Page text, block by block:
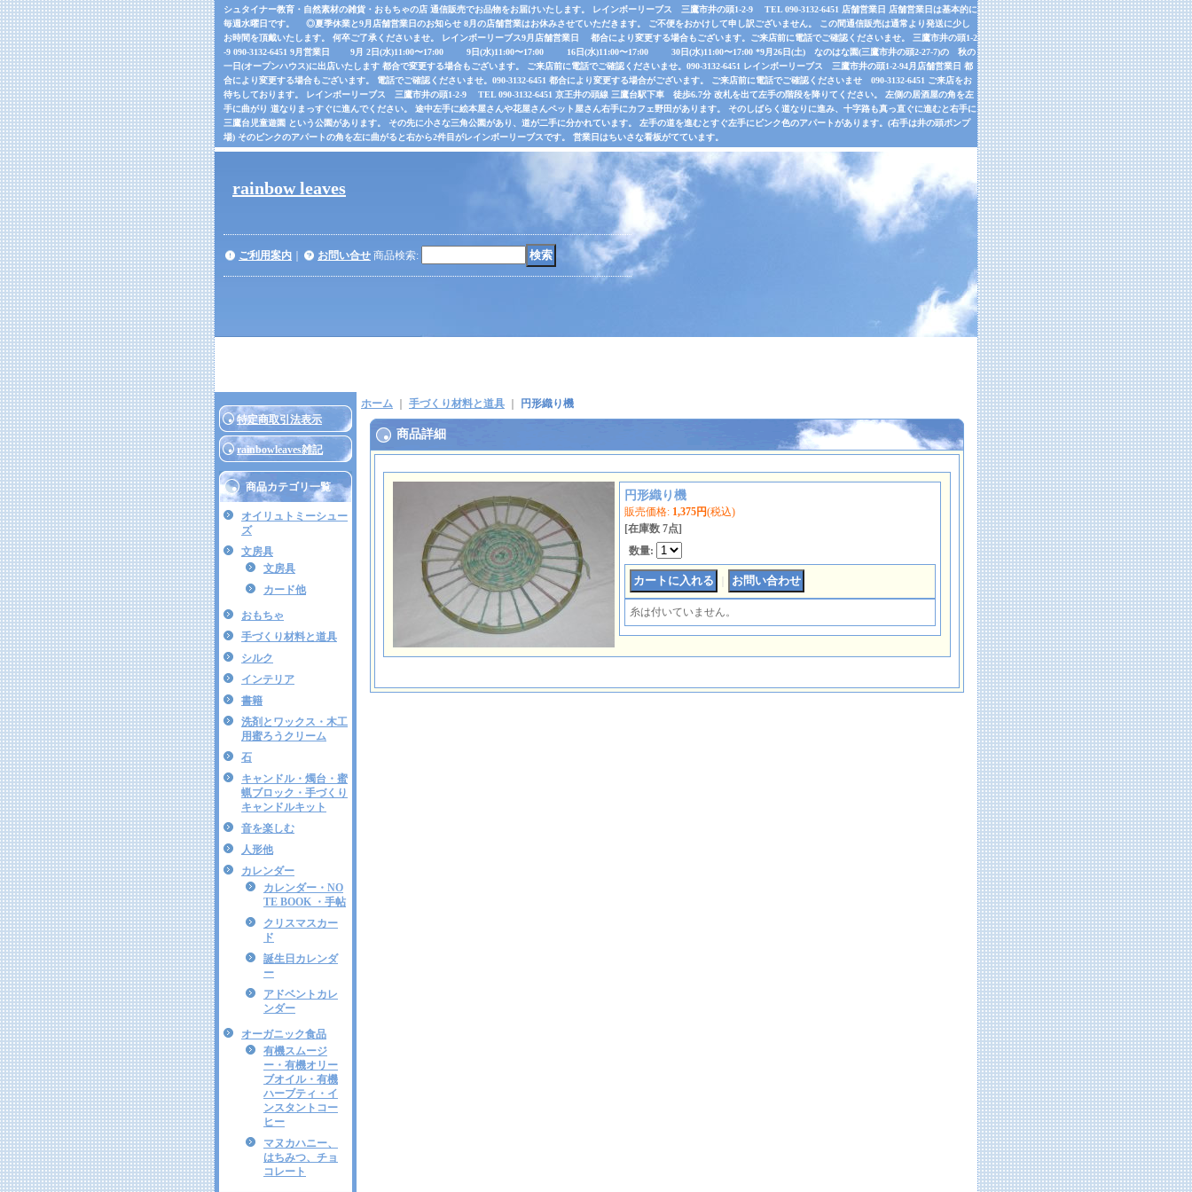
シュタイナー教育・自然素材の雑貨・おもちゃの店 通信販売でお品物をお届けいたします。 レインボーリーブス 三鷹市井の頭1-2-9 TEL 090-3132-6451 店舗営業日 店舗営業日は基本的に
毎週水曜日です。 ◎夏季休業と9月店舗営業日のお知らせ 8月の店舗営業はお休みさせていただきます。 ご不便をおかけして申し訳ございません。 この間通信販売は通常より発送に少し
お時間を頂戴いたします。 何卒ご了承くださいませ。 レインボーリーブス9月店舗営業日 都合により変更する場合もございます。ご来店前に電話でご確認くださいませ。 三鷹市井の頭1-2
-9 090-3132-6451 9月営業日 9月 2日(水)11:00〜17:00 9日(水)11:00〜17:00 16日(水)11:00〜17:00 30日(水)11:00〜17:00 *9月26日(土) なのはな園(三鷹市井の頭2-27-7)の 秋の
一日(オープンハウス)に出店いたします 都合で変更する場合もございます。 ご来店前に電話でご確認くださいませ。090-3132-6451 レインボーリーブス 三鷹市井の頭1-2-94月店舗営業日 都
合により変更する場合もございます。 電話でご確認くださいませ。090-3132-6451 都合により変更する場合がございます。 ご来店前に電話でご確認くださいませ 090-3132-6451 ご来店をお
待ちしております。 レインボーリーブス 三鷹市井の頭1-2-9 TEL 090-3132-6451 京王井の頭線 三鷹台駅下車 徒歩6.7分 改札を出て左手の階段を降りてください。 左側の居酒屋の角を左
手に曲がり 道なりまっすぐに進んでください。 途中左手に絵本屋さんや花屋さんペット屋さん右手にカフェ野田があります。 そのしばらく道なりに進み、十字路も真っ直ぐに進むと右手に
三鷹台児童遊園 という公園があります。 その先に小さな三角公園があり、道が二手に分かれています。 左手の道を進むとすぐ左手にピンク色のアパートがあります。(右手は井の頭ポンプ
場) そのピンクのアパートの角を左に曲がると右から2件目がレインボーリーブスです。 営業日はちいさな看板がてています。
rainbow leaves
ご利用案内 お問い合せ 商品検索:
特定商取引法表示
rainbowleaves雑記
商品カテゴリ一覧
オイリュトミーシュー
ズ
文房具
文房具
カード他
おもちゃ
手づくり材料と道具
シルク
インテリア
書籍
洗剤とワックス・木工
用蜜ろうクリーム
石
キャンドル・燭台・蜜
蝋ブロック・手づくり
キャンドルキット
音を楽しむ
人形他
カレンダー
カレンダー・NO
TE BOOK ・手帖
クリスマスカー
ド
誕生日カレンダ
ー
アドベントカレ
ンダー
オーガニック食品
有機スムージ
ー・有機オリー
ブオイル・有機
ハーブティ・イ
ンスタントコー
ヒー
マヌカハニー、
はちみつ、チョ
コレート
ホーム 手づくり材料と道具 円形織り機
商品詳細
円形織り機
販売価格: 1,375円(税込)
[在庫数 7点]
数量:
糸は付いていません。